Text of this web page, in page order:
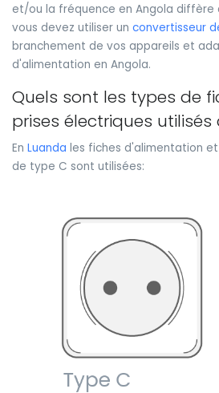
et/ou la fréquence en Angola diffère
vous devez utiliser un convertisseur
branchement de vos appareils et
d'alimentation en Angola.
Quels sont les types de
prises électriques utilisés
En Luanda les fiches d'alimentation
de type C sont utilisées: